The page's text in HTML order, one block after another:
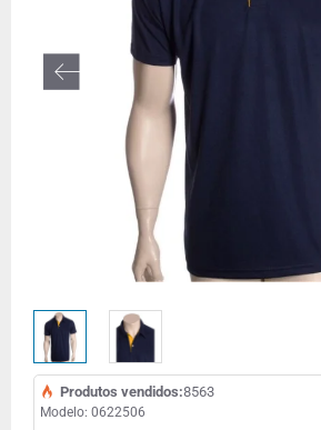
Modelo: 0622506
Produtos vendidos:8563